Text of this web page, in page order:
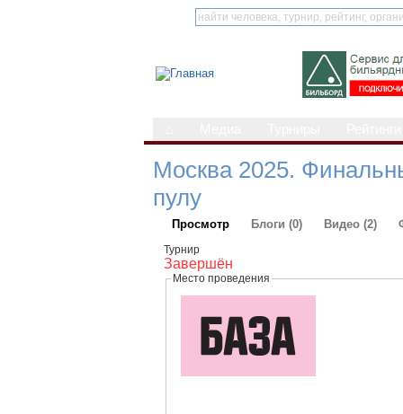
Москва 2025.
пулу
Просмотр Блоги (0) Видео (2)
Турнир
Завершён
Место проведения